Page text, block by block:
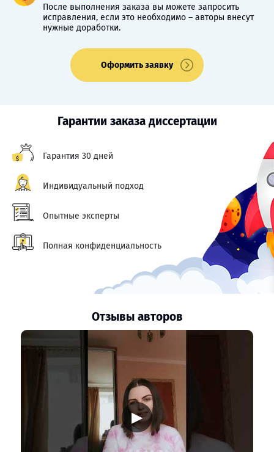
После выполнения заказа вы можете запросить
исправления, если это необходимо – авторы внесут
нужные доработки.
Оформить заявку
Гарантии заказа диссертации
Гарантия 30 дней
Индивидуальный подход
Опытные эксперты
Полная конфиденциальность
Отзывы авторов
▶